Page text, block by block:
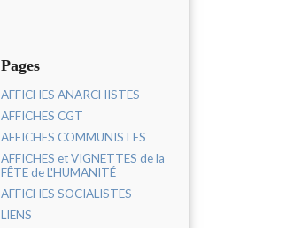
Pages
AFFICHES ANARCHISTES
AFFICHES CGT
AFFICHES COMMUNISTES
AFFICHES et VIGNETTES de la
FÊTE de L'HUMANITÉ
AFFICHES SOCIALISTES
LIENS